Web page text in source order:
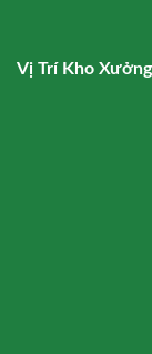
Vị Trí Kho Xưởng